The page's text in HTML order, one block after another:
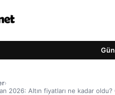
›
2026: Altın fiyatları ne kadar